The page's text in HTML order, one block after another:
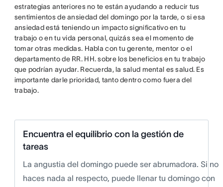
estrategias anteriores no te están ayudando a reducir tus
sentimientos de ansiedad del domingo por la tarde, o si esa
ansiedad está teniendo un impacto significativo en tu
trabajo o en tu vida personal, quizás sea el momento de
tomar otras medidas. Habla con tu gerente, mentor o el
departamento de RR. HH. sobre los beneficios en tu trabajo
que podrían ayudar. Recuerda, la salud mental es salud. Es
importante darle prioridad, tanto dentro como fuera del
trabajo.
Encuentra el equilibrio con la gestión de
tareas
La angustia del domingo puede ser abrumadora. Si no
haces nada al respecto, puede llenar tu domingo con